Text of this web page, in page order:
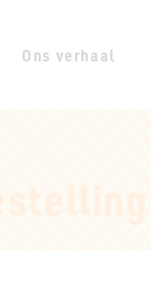
Ons verhaal